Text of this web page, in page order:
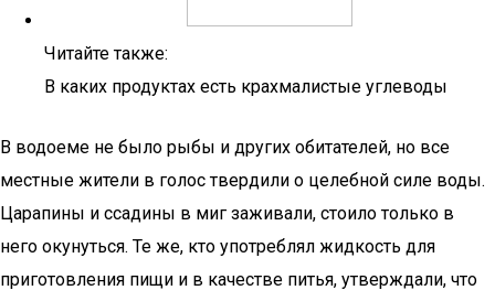
Читайте также:
В каких продуктах есть крахмалистые углеводы
В водоеме не было рыбы и других обитателей, но все
местные жители в голос твердили о целебной силе воды.
Царапины и ссадины в миг заживали, стоило только в
него окунуться. Те же, кто употреблял жидкость для
приготовления пищи и в качестве питья, утверждали, что